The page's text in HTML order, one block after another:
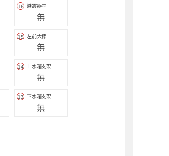
13 下水箱支架
無
14 上水箱支架
無
15 左前大樑
無
16 避震器座
無